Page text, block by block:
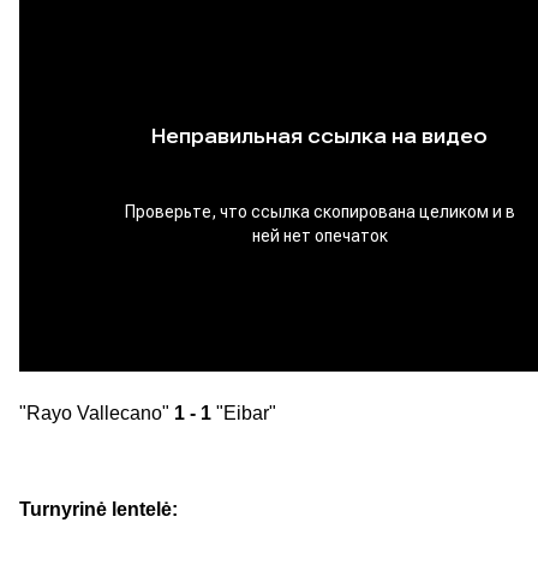
"Rayo Vallecano" 1 - 1 "Eibar"
Turnyrinė lentelė: